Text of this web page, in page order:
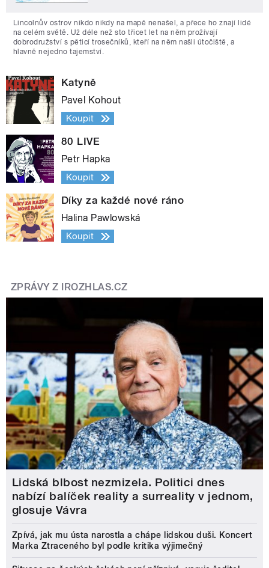
Lincolnův ostrov nikdo nikdy na mapě nenašel, a přece ho znají lidé
na celém světě. Už déle než sto třicet let na něm prožívají
dobrodružství s pěticí trosečníků, kteří na něm našli útočiště, a
hlavně nejedno tajemství.
Katyně
Pavel Kohout
Koupit
80 LIVE
Petr Hapka
Koupit
Díky za každé nové ráno
Halina Pawlowská
Koupit
ZPRÁVY Z IROZHLAS.CZ
Lidská blbost nezmizela. Politici dnes
nabízí balíček reality a surreality v jednom,
glosuje Vávra
Zpívá, jak mu ústa narostla a chápe lidskou duši. Koncert
Marka Ztraceného byl podle kritika výjimečný